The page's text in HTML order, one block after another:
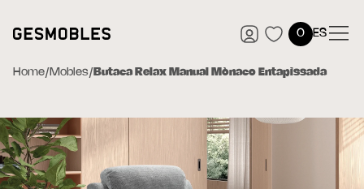
0 ES
Home/ Mobles/ Butaca Relax Manual Mònaco Entapissada